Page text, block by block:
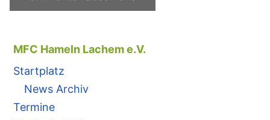
MFC Hameln Lachem e.V.
Startplatz
News Archiv
Termine